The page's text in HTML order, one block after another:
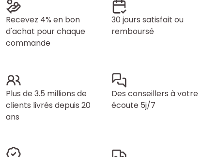
Recevez 4% en bon
d'achat pour chaque
commande
30 jours satisfait ou
remboursé
Plus de 3.5 millions de
clients livrés depuis 20
ans
Des conseillers à votre
écoute 5j/7